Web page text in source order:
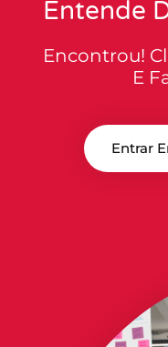
Entende
Encontrou!
E
Entrar